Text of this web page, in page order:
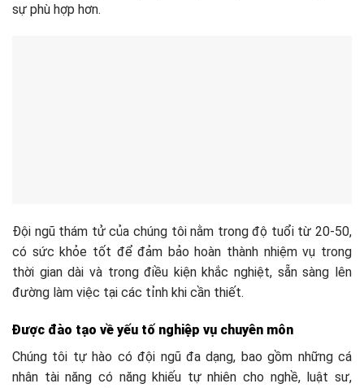
sự phù hợp hơn.
Đội ngũ thám tử của chúng tôi nằm trong độ tuổi từ 20-50,
có sức khỏe tốt để đảm bảo hoàn thành nhiệm vụ trong
thời gian dài và trong điều kiện khắc nghiệt, sẵn sàng lên
đường làm việc tại các tỉnh khi cần thiết.
Được đào tạo về yếu tố nghiệp vụ chuyên môn
Chúng tôi tự hào có đội ngũ đa dạng, bao gồm những cá
nhân tài năng có năng khiếu tự nhiên cho nghề, luật sư,